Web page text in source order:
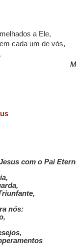
a Ele,
cada um de vós,
com o Pai
nós: